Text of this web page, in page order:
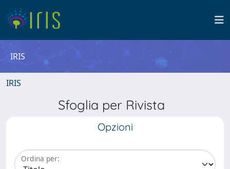
IRIS
IRIS
Sfoglia per Rivista
Opzioni
Ordina per: